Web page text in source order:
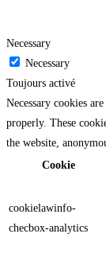
Necessary
Necessary
Toujours activé
Necessary cookies
properly. These
the website,
Cookie
cookielawinfo-
checbox-analytics